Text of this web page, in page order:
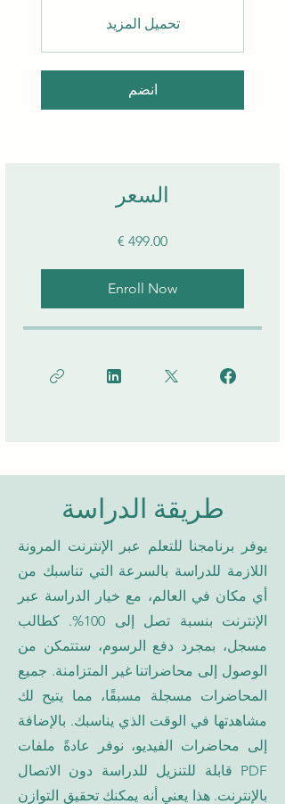
تحميل المزيد
انضم
السعر
Enroll Now
طريقة الدراسة
يوفر برنامجنا للتعلم عبر الإنترنت المرونة
اللازمة للدراسة بالسرعة التي تناسبك من
أي مكان في العالم، مع خيار الدراسة عبر
الإنترنت بنسبة تصل إلى 100%. كطالب
مسجل، بمجرد دفع الرسوم، ستتمكن من
الوصول إلى محاضراتنا غير المتزامنة. جميع
المحاضرات مسجلة مسبقًا، مما يتيح لك
مشاهدتها في الوقت الذي يناسبك. بالإضافة
إلى محاضرات الفيديو، نوفر عادةً ملفات
PDF قابلة للتنزيل للدراسة دون الاتصال
بالإنترنت. هذا يعني أنه يمكنك تحقيق التوازن